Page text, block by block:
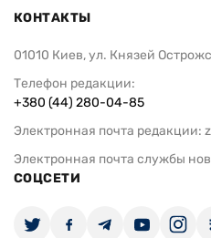
КОНТАКТЫ
01010 Киев, ул. Князей
Телефон редакции:
+380 (44) 280-04-85
Электронная почта редакции:
Электронная почта службы
СОЦСЕТИ